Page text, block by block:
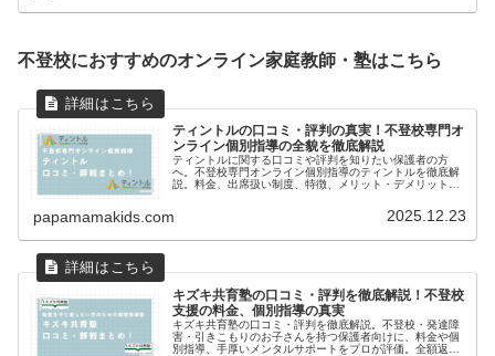
不登校におすすめのオンライン家庭教師・塾はこちら
ティントルの口コミ・評判の真実！不登校専門オ
ンライン個別指導の全貌を徹底解説
ティントルに関する口コミや評判を知りたい保護者の方
へ。不登校専門オンライン個別指導のティントルを徹底解
説。料金、出席扱い制度、特徴、メリット・デメリットか
papamamakids.com 2025.12.23
キズキ共育塾の口コミ・評判を徹底解説！不登校
支援の料金、個別指導の真実
キズキ共育塾の口コミ・評判を徹底解説。不登校・発達障
害・引きこもりのお子さんを持つ保護者向けに、料金や個
別指導、手厚いメンタルサポートをプロが評価。全額返金